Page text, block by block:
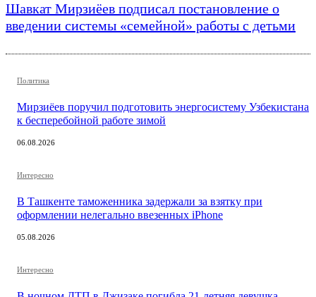
Шавкат Мирзиёев подписал постановление о
введении системы «семейной» работы с детьми
Политика
Мирзиёев поручил подготовить энергосистему Узбекистана
к бесперебойной работе зимой
06.08.2026
Интересно
В Ташкенте таможенника задержали за взятку при
оформлении нелегально ввезенных iPhone
05.08.2026
Интересно